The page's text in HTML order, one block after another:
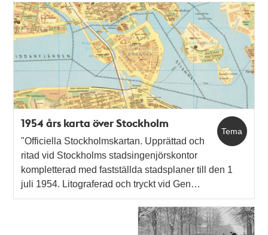
Tema
1954 års karta över Stockholm
"Officiella Stockholmskartan. Upprättad och
ritad vid Stockholms stadsingenjörskontor
kompletterad med fastställda stadsplaner till den 1
juli 1954. Litograferad och tryckt vid Gen…